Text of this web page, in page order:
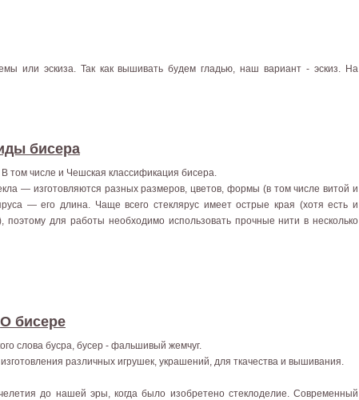
или эскиза. Так как вышивать будем гладью, наш вариант - эскиз. На
бисера
том числе и Чешская классификация бисера.
— изготовляются разных размеров, цветов, формы (в том числе витой и
— его длина. Чаще всего стеклярус имеет острые края (хотя есть и
поэтому для работы необходимо использовать прочные нити в несколько
О бисере
слова бусра, бусер - фальшивый жемчуг.
различных игрушек, украшений, для ткачества и вышивания.
до нашей эры, когда было изобретено стеклоделие. Современный